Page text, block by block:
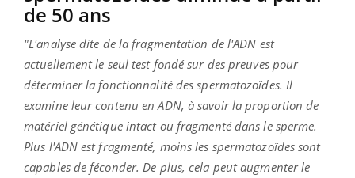
de 50 ans
"L'analyse dite de la fragmentation de l'ADN est
actuellement le seul test fondé sur des preuves pour
déterminer la fonctionnalité des spermatozoïdes. Il
examine leur contenu en ADN, à savoir la proportion de
matériel génétique intact ou fragmenté dans le sperme.
Plus l'ADN est fragmenté, moins les spermatozoïdes sont
capables de féconder. De plus, cela peut augmenter le